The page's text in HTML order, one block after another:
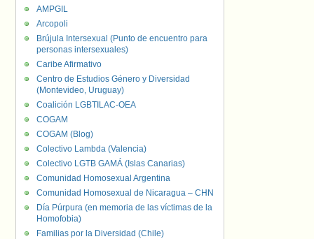
AMPGIL
Arcopoli
Brújula Intersexual (Punto de encuentro para
personas intersexuales)
Caribe Afirmativo
Centro de Estudios Género y Diversidad
(Montevideo, Uruguay)
Coalición LGBTILAC-OEA
COGAM
COGAM (Blog)
Colectivo Lambda (Valencia)
Colectivo LGTB GAMÁ (Islas Canarias)
Comunidad Homosexual Argentina
Comunidad Homosexual de Nicaragua – CHN
Día Púrpura (en memoria de las víctimas de la
Homofobia)
Familias por la Diversidad (Chile)